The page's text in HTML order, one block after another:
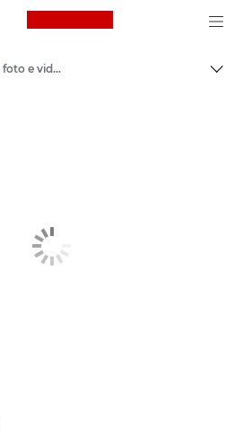
Canon Logo, back
Soluzioni di imaging foto e video